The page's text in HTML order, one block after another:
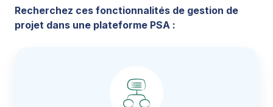
Recherchez ces fonctionnalités de gestion de
projet dans une plateforme PSA :